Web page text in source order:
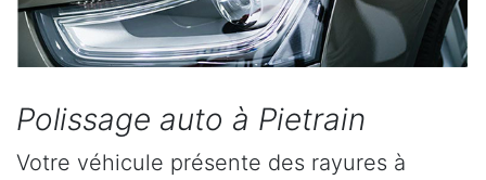
Polissage auto à Pietrain
Votre véhicule présente des rayures à